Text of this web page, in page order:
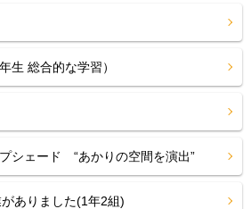
生 総合的な学習）
シェード “あかりの空間を演出”
ありました(1年2組)